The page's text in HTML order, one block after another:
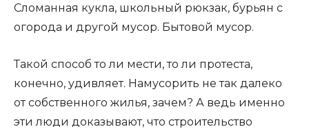
Сломанная кукла, школьный рюкзак, бурьян с
огорода и другой мусор. Бытовой мусор.
Такой способ то ли мести, то ли протеста,
конечно, удивляет. Намусорить не так далеко
от собственного жилья, зачем? А ведь именно
эти люди доказывают, что строительство